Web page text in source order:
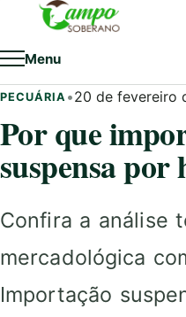
Pular para o conteúdo
Menu
PECUÁRIA •20 de fevereiro
Por que
suspensa por
Confira a análise
mercadológica
Importação